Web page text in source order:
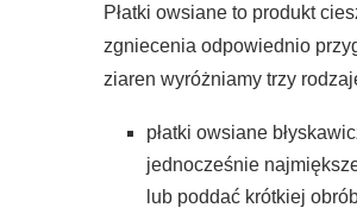
Płatki owsiane to produkt
zgniecenia odpowiednio
ziaren wyróżniamy trzy
płatki owsiane
jednocześnie
lub poddać krótkiej